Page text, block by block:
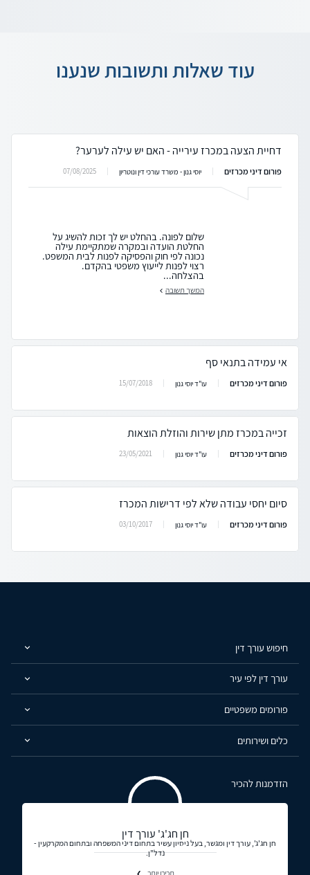
עוד שאלות ותשובות שנענו
דחיית הצעה במכרז עירייה - האם יש עילה לערער?
פורום דיני מכרזים יוסי גנון - משרד עורכי דין ונוטריון 07/08/2025
שלום לפונה. בהחלט יש לך זכות להשיג על
החלטת הועדה ובמקרה שמתקיימת עילה
נכונה לפי חוק והפסיקה לפנות לבית המשפט.
רצוי לפנות לייעוץ משפטי בהקדם.
בהצלחה...
המשך תשובה
אי עמידה בתנאי סף
פורום דיני מכרזים עו"ד יוסי גנון 15/07/2018
זכייה במכרז מתן שירות והוזלת הוצאות
פורום דיני מכרזים עו"ד יוסי גנון 23/05/2021
סיום יחסי עבודה שלא לפי דרישות המכרז
פורום דיני מכרזים עו"ד יוסי גנון 03/10/2017
חיפוש עורך דין
עורך דין לפי עיר
פורומים משפטיים
כלים ושירותים
הזדמנות להכיר
חן חג'ג' עורך דין
חן חג'ג', עורך דין ומגשר, בעל ניסיון עשיר בתחום דיני המשפחה ובתחום המקרקעין -
נדל"ן.
תכירו יותר